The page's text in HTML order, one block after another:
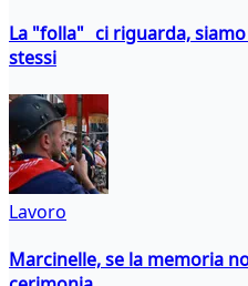
La "folla" ci riguarda,
stessi
Lavoro
Marcinelle, se la memoria